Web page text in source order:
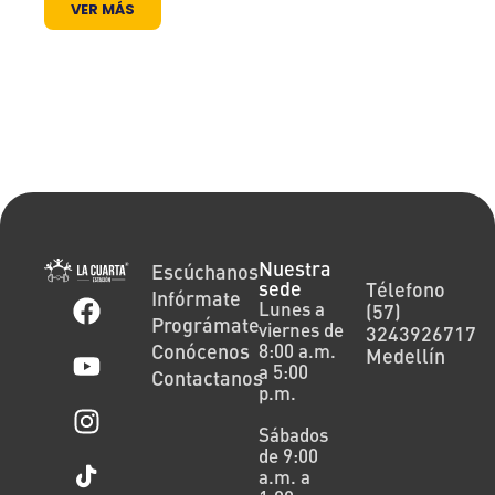
VER MÁS
Escúchanos
Infórmate
Prográmate
Conócenos
Contactanos
Nuestra
sede
Lunes a
viernes de
8:00 a.m.
a 5:00
p.m.
Sábados
de 9:00
a.m. a
Télefono
(57)
3243926717
Medellín